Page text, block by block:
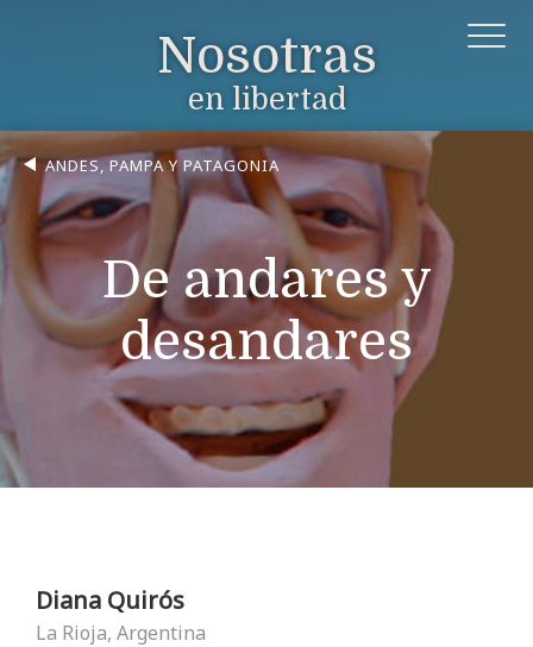
Nosotras
en libertad
ANDES, PAMPA Y PATAGONIA
De andares y
desandares
Diana Quirós
La Rioja, Argentina